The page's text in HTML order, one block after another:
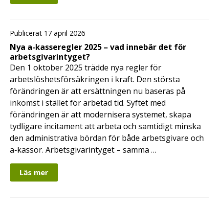
Publicerat 17 april 2026
Nya a-kasseregler 2025 – vad innebär det för
arbetsgivarintyget?
Den 1 oktober 2025 trädde nya regler för
arbetslöshetsförsäkringen i kraft. Den största
förändringen är att ersättningen nu baseras på
inkomst i stället för arbetad tid. Syftet med
förändringen är att modernisera systemet, skapa
tydligare incitament att arbeta och samtidigt minska
den administrativa bördan för både arbetsgivare och
a-kassor. Arbetsgivarintyget – samma …
Läs mer